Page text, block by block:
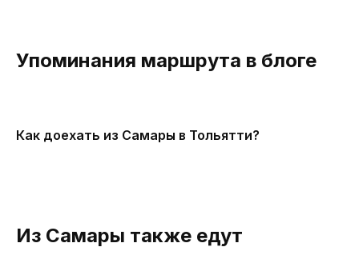
Упоминания маршрута в блоге
Как доехать из Самары в Тольятти?
Из Самары также едут